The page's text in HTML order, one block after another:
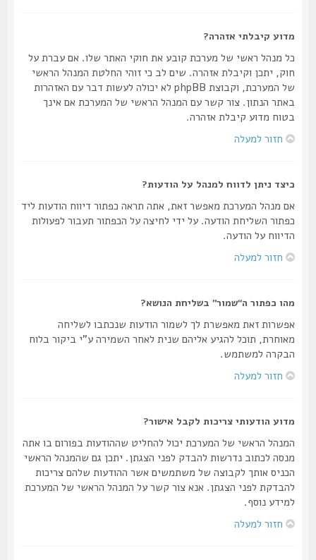
מדוע קיבלתי אזהרה?
כל מנהל ראשי של מערכת קובע את חוקי האתר שלו. אם עברת על
חוק, יתכן וקיבלת אזהרה. שים לב כי זוהי החלטת המנהל הראשי
של המערכת, וקבוצת phpBB לא יכולה לעשות דבר עם האזהרות
באתר הנתון. צור קשר עם המנהל הראשי של המערכת אם אינך
בטוח מדוע קיבלת אזהרה.
חזור למעלה
כיצד ניתן לדווח למנהל על הודעות?
אם מנהל המערכת מאפשר זאת, אתה תראה כפתור דיווח הודעות ליד
כפתור השליחת הודעה. על ידי לחיצה על הכפתור תעבור לפעולות
הדיווח על הודעה.
חזור למעלה
מהו כפתור ה“שמור” בשליחת הנושא?
אפשרות זאת מאפשרת לך לשמור הודעות שנכתבו לשליחה
מאוחרת, תוכל להגיע אליהם שנית לאחר השמירה ע"י ביקור בלוח
הבקרה למשתמש.
חזור למעלה
מדוע הודעותי צריכות לקבל אישור?
המנהל הראשי של המערכת יכול להחליט שההודעות בפורום בו אתה
מנסה לכתוב נדרשות להבדק לפני הצגתן. יתכן גם שהמנהל הראשי
הכניס אותך לקבוצה של משתמשים אשר ההודעות שלהם צריכות
להבדקת לפני הצגתן. אנא צור קשר על המנהל הראשי של המערכת
למידע נוסף.
חזור למעלה